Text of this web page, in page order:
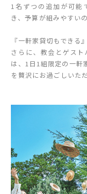
1名ずつの追加が可能
き、予算が組みやすい
『一軒家貸切もできる』
さらに、教会とゲス
は、1日1組限定の一軒
を贅沢にお過ごしいた